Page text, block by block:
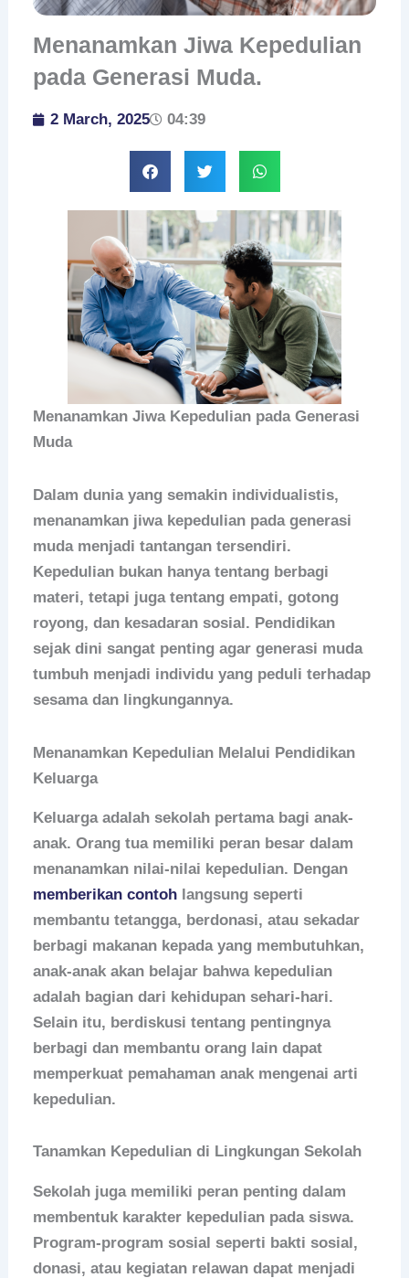
Menanamkan Jiwa Kepedulian
pada Generasi Muda.
2 March, 2025 04:39
Menanamkan Jiwa Kepedulian pada Generasi
Muda
Dalam dunia yang semakin individualistis,
menanamkan jiwa kepedulian pada generasi
muda menjadi tantangan tersendiri.
Kepedulian bukan hanya tentang berbagi
materi, tetapi juga tentang empati, gotong
royong, dan kesadaran sosial. Pendidikan
sejak dini sangat penting agar generasi muda
tumbuh menjadi individu yang peduli terhadap
sesama dan lingkungannya.
Menanamkan Kepedulian Melalui Pendidikan
Keluarga
Keluarga adalah sekolah pertama bagi anak-
anak. Orang tua memiliki peran besar dalam
menanamkan nilai-nilai kepedulian. Dengan
memberikan contoh langsung seperti
membantu tetangga, berdonasi, atau sekadar
berbagi makanan kepada yang membutuhkan,
anak-anak akan belajar bahwa kepedulian
adalah bagian dari kehidupan sehari-hari.
Selain itu, berdiskusi tentang pentingnya
berbagi dan membantu orang lain dapat
memperkuat pemahaman anak mengenai arti
kepedulian.
Tanamkan Kepedulian di Lingkungan Sekolah
Sekolah juga memiliki peran penting dalam
membentuk karakter kepedulian pada siswa.
Program-program sosial seperti bakti sosial,
donasi, atau kegiatan relawan dapat menjadi